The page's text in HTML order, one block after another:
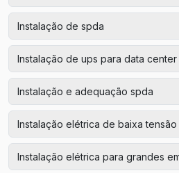
Instalação de spda
Instalação de ups para data center
Instalação e adequação spda
Instalação elétrica de baixa tensão
Instalação elétrica para grandes